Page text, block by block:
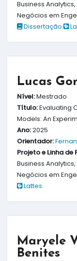
Business
Negócios em
Dissertação
Lucas
Nível:Mestrado
Título:Evaluating
Models: An
Ano:2025
Orientador:
Projeto e Linha
Business
Negócios em
Lattes
Maryele
Benites